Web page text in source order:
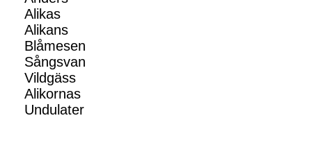
Alikas
Alikans
Blåmesen
Sångsvan
Vildgäss
Alikornas
Undulater